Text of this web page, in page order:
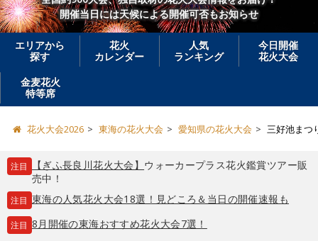
開催当日には天候による開催可否もお知らせ
エリアから
探す
花火
カレンダー
人気
ランキング
今日開催
花火大会
金麦花火
特等席
花火大会2026 東海の花火大会 愛知県の花火大会 三好池まつ
注目 【ぎふ長良川花火大会】 ウォーカープラス花火鑑賞ツアー販
売中！
注目 東海の人気花火大会18選！見どころ＆当日の開催速報も
注目 8月開催の東海おすすめ花火大会7選！